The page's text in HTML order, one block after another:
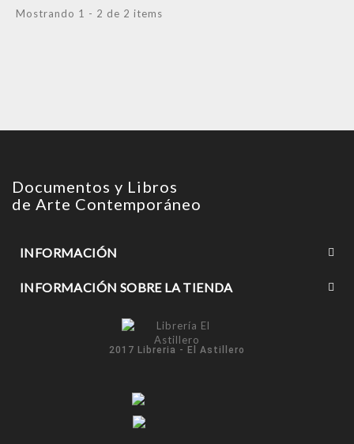
Mostrando 1 - 2 de 2 items
Documentos y Libros
de Arte Contemporáneo
INFORMACIÓN
2017 Libreria - El Astillero
INFORMACIÓN SOBRE LA TIENDA